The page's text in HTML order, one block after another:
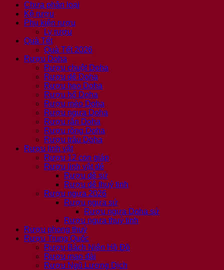
Chưa phân loại
Kệ rượu
Phụ kiện rượu
Ly rượu
Quà Tết
Quà Tết 2026
Rượu Doha
Rượu chuột Doha
Rượu dê Doha
Rượu heo Doha
Rượu hổ Doha
Rượu mèo Doha
Rượu ngựa Doha
Rượu rắn Doha
Rượu rồng Doha
Rượu trâu Doha
Rượu linh vật
Rượu 12 con giáp
Rượu linh vật dê
Rượu dê sứ
Rượu dê thuỷ tinh
Rượu ngựa 2026
Rượu ngựa sứ
Rượu ngựa Doha sứ
Rượu ngựa thuỷ tinh
Rượu phong thuỷ
Rượu Trung Quốc
Rượu Bách Niên Hồ Đồ
Rượu mao đài
Rượu Ngũ Lương Dịch